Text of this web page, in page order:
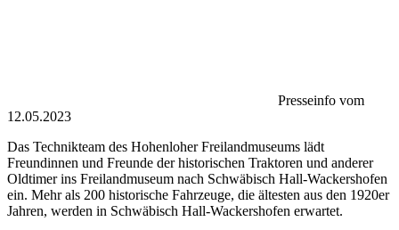
Presseinfo vom
12.05.2023
Das Technikteam des Hohenloher Freilandmuseums lädt
Freundinnen und Freunde der historischen Traktoren und anderer
Oldtimer ins Freilandmuseum nach Schwäbisch Hall-Wackershofen
ein. Mehr als 200 historische Fahrzeuge, die ältesten aus den 1920er
Jahren, werden in Schwäbisch Hall-Wackershofen erwartet.